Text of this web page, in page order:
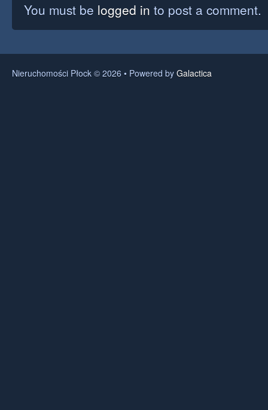
You must be logged in to post a comment.
Nieruchomości Płock © 2026 • Powered by Galactica